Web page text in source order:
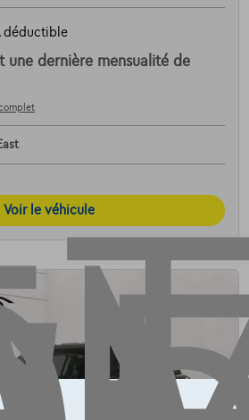
déductible
une dernière mensualité de
Voir le véhicule